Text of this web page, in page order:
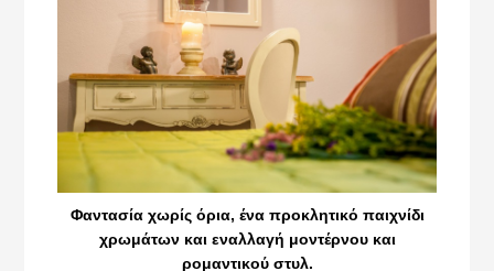
Φαντασία χωρίς όρια, ένα προκλητικό παιχνίδι
χρωμάτων και εναλλαγή μοντέρνου και
ρομαντικού στυλ.